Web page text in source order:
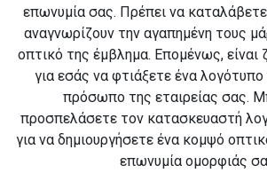
επωνυμία σας. Πρέπει να
αναγνωρίζουν την αγαπημένη τους
οπτικό της έμβλημα. Επομένως, είναι
για εσάς να φτιάξετε ένα λογότυπο
πρόσωπο της εταιρείας σας.
προσπελάσετε τον κατασκευαστή
για να δημιουργήσετε ένα κομψό
επωνυμία ομορφιάς